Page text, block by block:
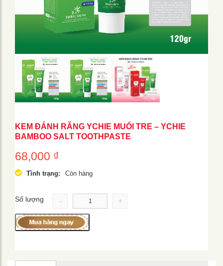
KEM ĐÁNH RĂNG YCHIE MUỐI TRE – YCHIE
BAMBOO SALT TOOTHPASTE
68,000 ₫
Tình trạng: Còn hàng
Số lượng - +